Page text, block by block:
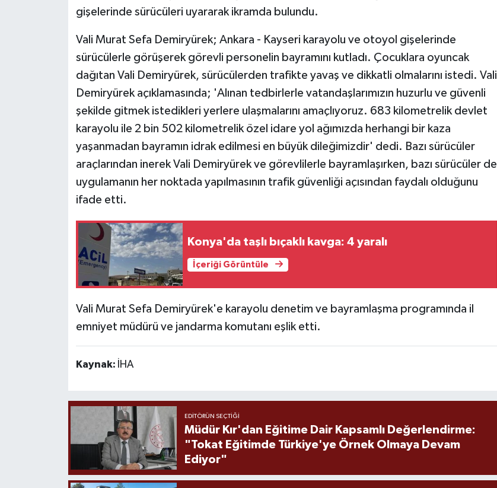
gişelerinde sürücüleri uyararak ikramda bulundu.
Vali Murat Sefa Demiryürek; Ankara - Kayseri karayolu ve otoyol gişelerinde
sürücülerle görüşerek görevli personelin bayramını kutladı. Çocuklara oyuncak
dağıtan Vali Demiryürek, sürücülerden trafikte yavaş ve dikkatli olmalarını istedi. Vali
Demiryürek açıklamasında; 'Alınan tedbirlerle vatandaşlarımızın huzurlu ve güvenli
şekilde gitmek istedikleri yerlere ulaşmalarını amaçlıyoruz. 683 kilometrelik devlet
karayolu ile 2 bin 502 kilometrelik özel idare yol ağımızda herhangi bir kaza
yaşanmadan bayramın idrak edilmesi en büyük dileğimizdir' dedi. Bazı sürücüler
araçlarından inerek Vali Demiryürek ve görevlilerle bayramlaşırken, bazı sürücüler de
uygulamanın her noktada yapılmasının trafik güvenliği açısından faydalı olduğunu
ifade etti.
Konya'da taşlı bıçaklı kavga: 4 yaralı
İçeriği Görüntüle
Vali Murat Sefa Demiryürek'e karayolu denetim ve bayramlaşma programında il
emniyet müdürü ve jandarma komutanı eşlik etti.
Kaynak: İHA
EDITÖRÜN SEÇTIĞI
Müdür Kır'dan Eğitime Dair Kapsamlı Değerlendirme:
"Tokat Eğitimde Türkiye'ye Örnek Olmaya Devam
Ediyor"